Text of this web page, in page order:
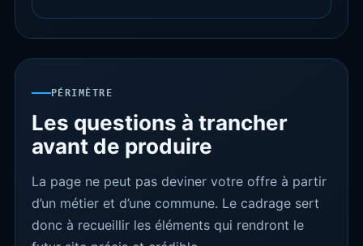
PÉRIMÈTRE
Les questions à trancher
avant de produire
La page ne peut pas deviner votre offre à partir
d’un métier et d’une commune. Le cadrage sert
donc à recueillir les éléments qui rendront le